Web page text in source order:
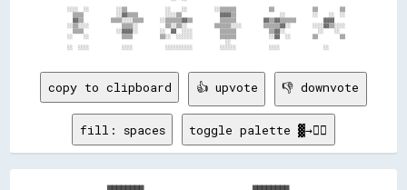
  ░░░░  ░░          ░░▒▒              ░░    ░░          ░░▒▒▒▒▒▒            ▒▒              ▒▒        ▒▒
    ▒▒▒▒            ░░▓▓▒▒▒▒          ░░░░▒▒              ▓▓▓▓▒▒                ░░          ░░    ░░  ░░
    ▓▓▒▒          ▒▒▒▒░░░░▒▒▒▒      ░░▒▒▒▒▒▒▓▓▒▒          ▒▒▒▒▒▒          ▓▓▒▒▓▓▒▒▒▒▒▒          ▓▓▓▓
  ░░▒▒░░░░            ▒▒▒▒░░          ▒▒░░▒▒░░          ▒▒▒▒▒▒░░░░        ▒▒▒▒▒▒▓▓░░        ░░░░▓▓▒▒░░░░
    ▒▒▒▒            ░░▓▓▓▓░░        ░░  ▓▓  ░░░░          ▒▒▒▒▒▒            ▒▒▓▓░░            ░░    ░░
  ░░    ░░            ▒▒▒▒          ▒▒░░  ░░░░░░          ▒▒▒▒▒▒            ░░▓▓  ░░        ▒▒        ▒▒
                                                            ░░
copy to clipboard 👍 upvote 👎 downvote
fill: spaces toggle palette ▓→✊🏽